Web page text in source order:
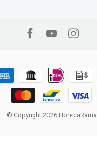
© Copyright 2026 HorecaRama